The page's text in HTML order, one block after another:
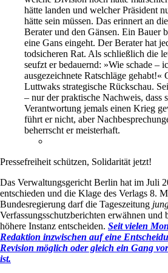
hätte landen und welcher Präsident
hätte sein müssen. Das erinnert an
Berater und den Gänsen. Ein Bauer
eine Gans eingeht. Der Berater hat
todsicheren Rat. Als schließlich die
seufzt er bedauernd: »Wie schade –
ausgezeichnete Ratschläge
Luttwaks strategische Rückschau.
– nur der praktische Nachweis, dass
Verantwortung jemals einen Krieg
führt er nicht, aber
beherrscht er meisterhaft.
Pressefreiheit schützen, Solidarität jetzt!
Das Verwaltungsgericht Berlin hat im Juli
entschieden und die Klage des Verlags 8.
Bundesregierung darf die Tageszeitung
Verfassungsschutzberichten erwähnen und
höhere Instanz entscheiden. Seit vielen
Redaktion inzwischen auf eine
Revision möglich oder gleich ein Gang
ist.